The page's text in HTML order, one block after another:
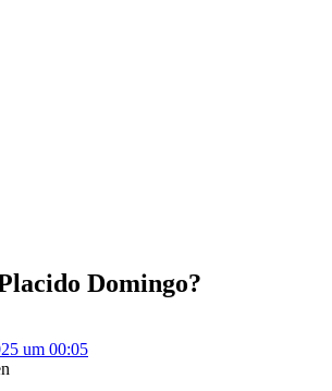
Domingo?
um 00:05